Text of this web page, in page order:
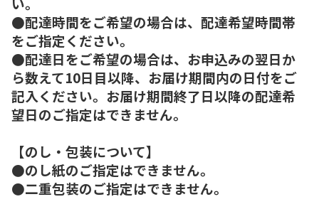
●配達時間をご希望の場合は、配達希望時間帯
をご指定ください。
●配達日をご希望の場合は、お申込みの翌日か
ら数えて10日目以降、お届け期間内の日付をご
記入ください。お届け期間終了日以降の配達希
望日のご指定はできません。
【のし・包装について】
●のし紙のご指定はできません。
●二重包装のご指定はできません。